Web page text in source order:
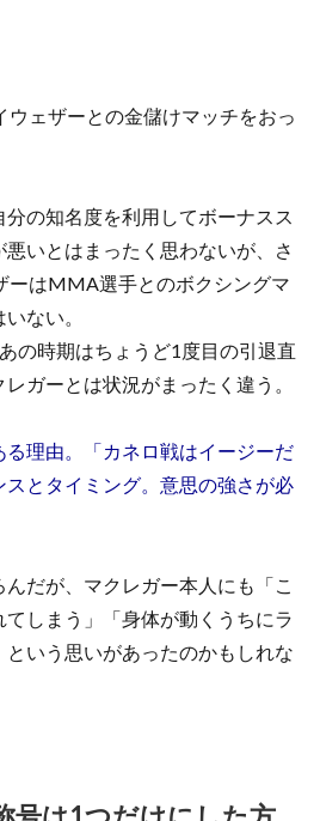
ウェザーとの金儲けマッチをおっ
分の知名度を利用してボーナスス
いとはまったく思わないが、さ
ーはMMA選手とのボクシングマ
ない。
の時期はちょうど1度目の引退直
ガーとは状況がまったく違う。
る理由。「カネロ戦はイージーだ
とタイミング。意思の強さが必
だが、マクレガー本人にも「こ
しまう」「身体が動くうちにラ
いう思いがあったのかもしれな